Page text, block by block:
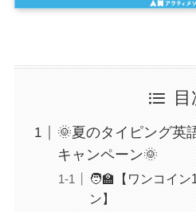
目
🌞夏のタイピング英
キャンペーン🌞
🧑‍🏫【ワンコイ
ン】